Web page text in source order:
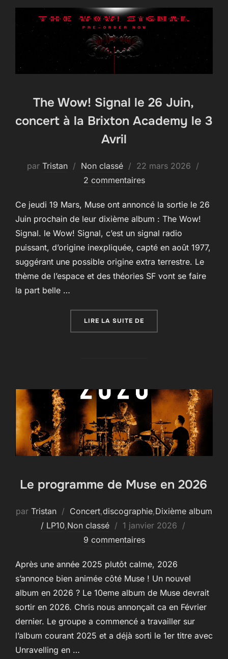
The Wow! Signal le 26 Juin,
concert à la Brixton Academy le 3
Avril
par Tristan Non classé
Publié
le
22 mars 2026
2 commentaires
Ce jeudi 19 Mars, Muse ont annoncé la sortie le 26
Juin prochain de leur dixième album : The Wow!
Signal. le Wow! Signal, c’est un signal radio
puissant, d’origine inexpliquée, capté en août 1977,
suggérant une possible origine extra terrestre. Le
thème de l’espace et des théories SF vont se faire
la part belle …
LIRE LA SUITE DE
Le programme de Muse en 2026
par Tristan Concert,discographie,Dixième album
/ LP10,Non classé
Publié
le
1 janvier 2026
9 commentaires
Après une année 2025 plutôt calme, 2026
s’annonce bien animée côté Muse ! Un nouvel
album en 2026 ? Le 10eme album de Muse devrait
sortir en 2026. Chris nous annonçait ca en Février
dernier. Le groupe a commencé a travailler sur
l’album courant 2025 et a déjà sorti le 1er titre avec
Unravelling en …